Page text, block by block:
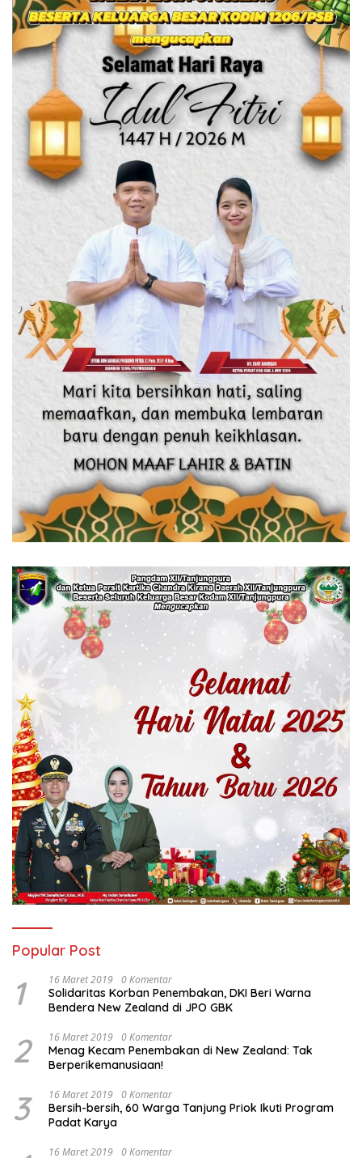
Popular Post
1 16 Maret 2019 0 Komentar
Solidaritas Korban Penembakan, DKI Beri Warna
Bendera New Zealand di JPO GBK
2 16 Maret 2019 0 Komentar
Menag Kecam Penembakan di New Zealand: Tak
Berperikemanusiaan!
3 16 Maret 2019 0 Komentar
Bersih-bersih, 60 Warga Tanjung Priok Ikuti Program
Padat Karya
16 Maret 2019 0 Komentar